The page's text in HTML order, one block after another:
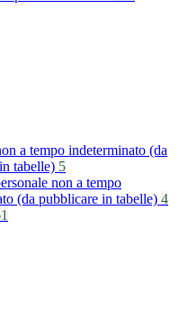
a tempo indeterminato (da
tabelle) 5
non a tempo
(da pubblicare in tabelle) 4